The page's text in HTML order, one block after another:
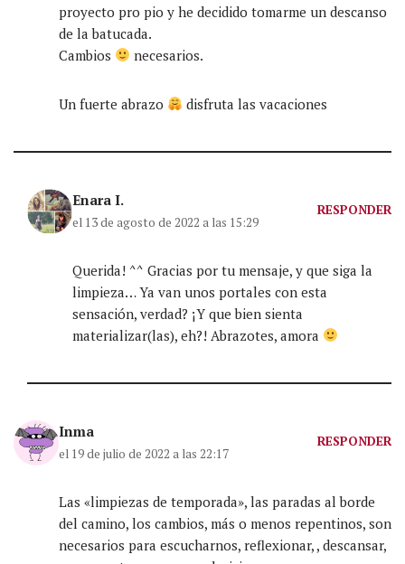
proyecto pro pio y he decidido tomarme un descanso
de la batucada.
Cambios
necesarios.
Un fuerte abrazo disfruta las vacaciones
Enara I.
el 13 de agosto de 2022 a las 15:29
RESPONDER
Querida! ^^ Gracias por tu mensaje, y que siga la
limpieza… Ya van unos portales con esta
sensación, verdad? ¡Y que bien sienta
materializar(las), eh?! Abrazotes, amora
Inma
el 19 de julio de 2022 a las 22:17
RESPONDER
Las «limpiezas de temporada», las paradas al borde
del camino, los cambios, más o menos repentinos, son
necesarios para escucharnos, reflexionar, , descansar,